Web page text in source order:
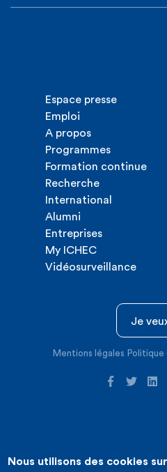
Espace presse
Emploi
A propos
Programmes
Formation continue
Recherche
International
Alumni
Entreprises
My ICHEC
Vidéosurveillance
Je
Mentions légales Politique
©2026 ICHEC |Création de
Nous utilisons des cookies